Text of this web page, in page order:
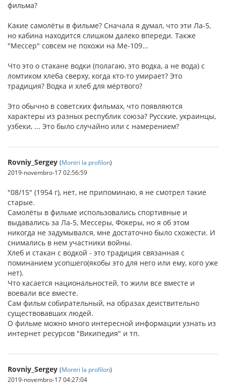
фильма?
Какие самолёты в фильме? Сначала я думал, что эти Ла-5,
но кабина находится слишком далеко впереди. Также
"Мессер" совсем не похожи на Me-109...
Что это о стакане водки (полагаю, это водка, а не вода) с
ломтиком хлеба сверху, когда кто-то умирает? Это
традиция? Водка и хлеб для мёртвого?
Это обычно в советских фильмах, что появляются
характеры из разных республик союза? Русские, украинцы,
узбеки, ... Это было случайно или с намерением?
Rovniy_Sergey (Montri la profilon)
2019-novembro-17 02:56:59
"08/15" (1954 г), нет, не припоминаю, я не смотрел такие
старые.
Самолёты в фильме использовались спортивные и
выдавались за Ла-5, Мессеры, Фокеры, но я об этом
никогда не задумывался, мне достаточно было схожести. И
снимались в нем участники войны.
Хлеб и стакан с водкой - это традиция связанная с
поминанием усопшего(якобы это для него или ему, кого уже
нет).
Что касается национальностей, то жили все вместе и
воевали все вместе.
Сам фильм собирательный, на образах деиствительно
существовавших людей.
О фильме можно много интересной информации узнать из
интернет ресурсов "Википедия" и тп.
Rovniy_Sergey (Montri la profilon)
2019-novembro-17 04:27:04